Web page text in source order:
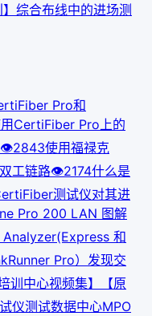
】综合布线中的进场测
Pro和
CertiFiber Pro上的
👁2843使用福禄克
工链路👁2174什么是
测试仪对其进
Pro 200 LAN 图解
和
Pro）发现交
培训中心视频集】【原
仪测试数据中心MPO